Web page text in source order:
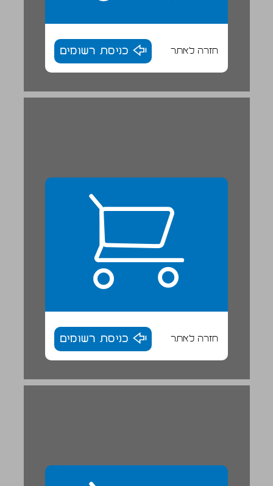
חזרה לאתר כניסת רשומים
חזרה לאתר כניסת רשומים